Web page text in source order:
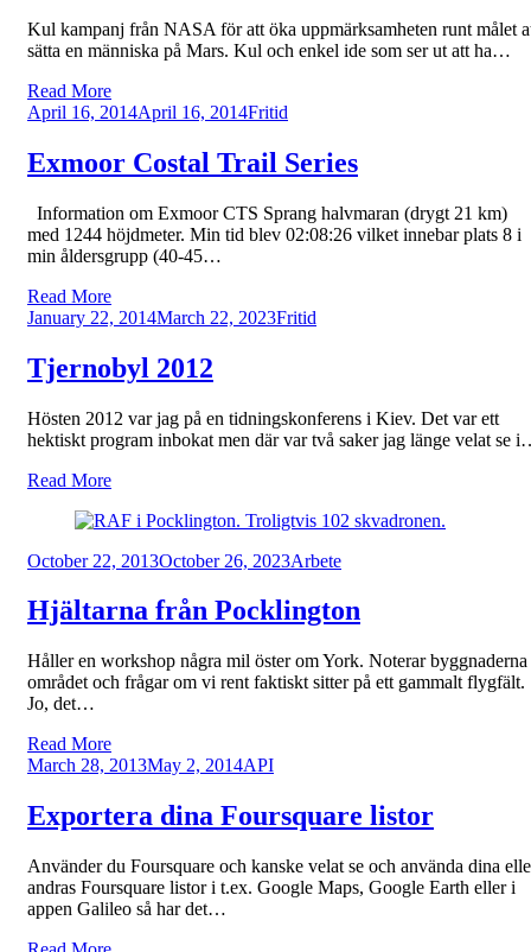
Kul kampanj från NASA för att öka uppmärksamheten runt målet
sätta en människa på Mars. Kul och enkel ide som ser ut att ha…
Read More
Posted
April 16, 2014April 16, 2014Fritid
Exmoor Costal Trail Series
Information om Exmoor CTS Sprang halvmaran (drygt 21 km)
med 1244 höjdmeter. Min tid blev 02:08:26 vilket innebar plats 8 i
min åldersgrupp (40-45…
Read More
Posted
January 22, 2014March 22, 2023Fritid
Tjernobyl 2012
Hösten 2012 var jag på en tidningskonferens i Kiev. Det var ett
hektiskt program inbokat men där var två saker jag länge velat se
Read More
Posted
October 22, 2013October 26, 2023Arbete
Hjältarna från Pocklington
Håller en workshop några mil öster om York. Noterar
området och frågar om vi rent faktiskt sitter på ett gammalt flygfält.
Jo, det…
Read More
Posted
March 28, 2013May 2, 2014API
Exportera dina Foursquare listor
Använder du Foursquare och kanske velat se och använda dina
andras Foursquare listor i t.ex. Google Maps, Google Earth eller i
appen Galileo så har det…